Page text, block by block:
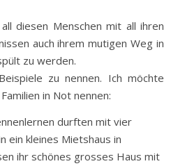
diesen Menschen mit all ihren
auch ihrem mutigen Weg in
zu werden.
zu nennen. Ich möchte
in Not nennen:
durften mit vier
ein kleines Mietshaus in
ihr schönes grosses Haus mit